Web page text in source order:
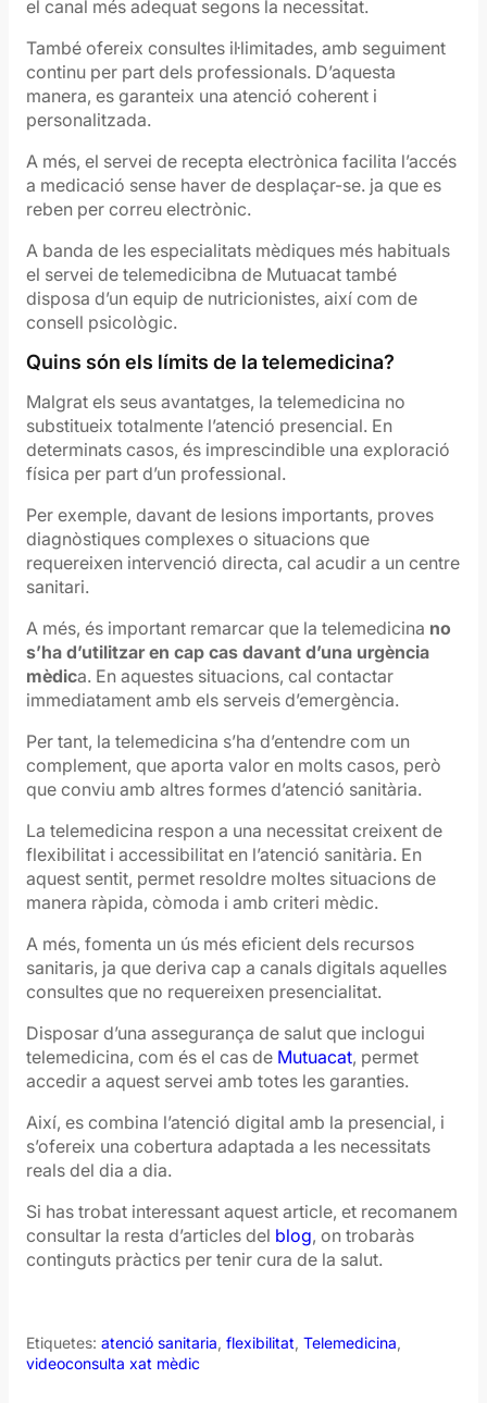
el canal més adequat segons la necessitat.
També ofereix consultes il·limitades, amb seguiment
continu per part dels professionals. D’aquesta
manera, es garanteix una atenció coherent i
personalitzada.
A més, el servei de recepta electrònica facilita l’accés
a medicació sense haver de desplaçar-se. ja que es
reben per correu electrònic.
A banda de les especialitats mèdiques més habituals
el servei de telemedicibna de Mutuacat també
disposa d’un equip de nutricionistes, així com de
consell psicològic.
Quins són els límits de la telemedicina?
Malgrat els seus avantatges, la telemedicina no
substitueix totalmente l’atenció presencial. En
determinats casos, és imprescindible una exploració
física per part d’un professional.
Per exemple, davant de lesions importants, proves
diagnòstiques complexes o situacions que
requereixen intervenció directa, cal acudir a un centre
sanitari.
A més, és important remarcar que la telemedicina no
s’ha d’utilitzar en cap cas davant d’una urgència
mèdica. En aquestes situacions, cal contactar
immediatament amb els serveis d’emergència.
Per tant, la telemedicina s’ha d’entendre com un
complement, que aporta valor en molts casos, però
que conviu amb altres formes d’atenció sanitària.
La telemedicina respon a una necessitat creixent de
flexibilitat i accessibilitat en l’atenció sanitària. En
aquest sentit, permet resoldre moltes situacions de
manera ràpida, còmoda i amb criteri mèdic.
A més, fomenta un ús més eficient dels recursos
sanitaris, ja que deriva cap a canals digitals aquelles
consultes que no requereixen presencialitat.
Disposar d’una assegurança de salut que inclogui
telemedicina, com és el cas de Mutuacat, permet
accedir a aquest servei amb totes les garanties.
Així, es combina l’atenció digital amb la presencial, i
s’ofereix una cobertura adaptada a les necessitats
reals del dia a dia.
Si has trobat interessant aquest article, et recomanem
consultar la resta d’articles del blog, on trobaràs
continguts pràctics per tenir cura de la salut.
Etiquetes: atenció sanitaria, flexibilitat, Telemedicina
videoconsulta xat mèdic